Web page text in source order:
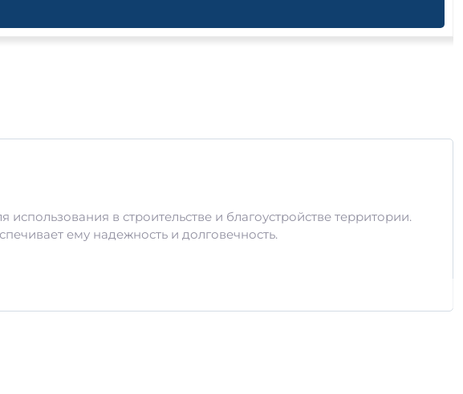
в строительстве и благоустройстве территории.
ему надежность и долговечность.